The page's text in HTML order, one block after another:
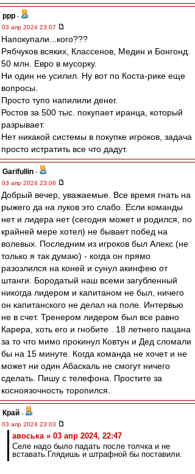
ppp -
03 апр 2024 23:07
Напокупали...кого???
Рябчуков всяких, Классенов, Медин и Бонгонд.
50 млн. Евро в мусорку.
Ни один не усилил. Ну вот по Коста-рике еще
вопросы.
Просто тупо напилили денег.
Ростов за 500 тыс. покупает иранца, который
разрывает.
Нет никакой системы в покупке игроков, задача
просто истратить все что дадут.
Garifullin -
03 апр 2024 23:06
Добрый вечер, уважаемые. Все время гнать на
рыжего да на луков это слабо. Если команды
нет и лидера нет (сегодня может и родился, по
крайней мере хотел) не бывает побед на
волевых. Последним из игроков был Алекс (не
только я так думаю) - когда он прямо
разозлился на коней и сунул акинфею от
штанги. Бородатый наш всеми загубленный
никогда лидером и капитаном не был, ничего
он капитанского не делал на поле. Интервью
не в счет. Тренером лидером был все равно
Карера, хоть его и гнобите . 18 летнего пацана
за то что мимо прокинул Ковтун и Дед сломали
бы на 15 минуте. Когда команда не хочет и не
может ни один Абаскаль не смогут ничего
сделать. Пишу с телефона. Простите за
косноязочность торопился.
Край -
03 апр 2024 23:03
авоська » 03 апр 2024, 22:47
Селе надо было падать после толчка и не
вставать.Глядишь и штрафной бы поставили.